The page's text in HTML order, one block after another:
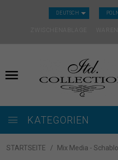
DEUTSCH
ZWISCHENABLAGE
KATEGORIEN
STARTSEITE Mix Media -